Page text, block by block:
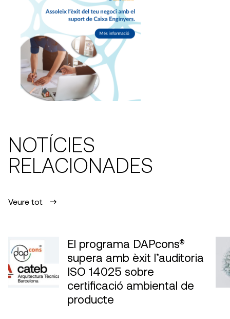
NOTÍCIES
RELACIONADES
Veure tot
El programa DAPcons®
supera amb èxit l’auditoria
ISO 14025 sobre
certificació ambiental de
producte